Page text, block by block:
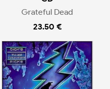
Grateful Dead
23.50 €